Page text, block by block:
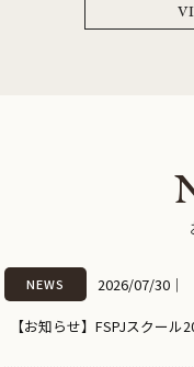
NEWS 2026/07/30 ｜
【お知らせ】FSPJスクー